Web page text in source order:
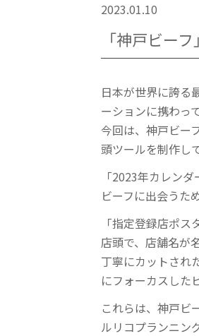
2023.01.10
「神戸ビー
日本が世界に誇る
ーションに携わっ
今回は、神戸ビー
頭ツールを制作し
「2023年カレン
ビーフに出会うた
「指定登録店ポ
店頭で、店舗名が
丁寧にカットされ
にフォーカスした
これらは、神戸ビ
ルリコプランニン